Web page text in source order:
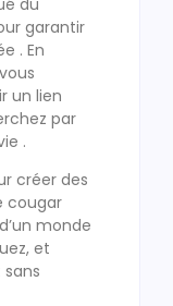
garantir
. En
un lien
par
.
créer des
cougar
monde
et